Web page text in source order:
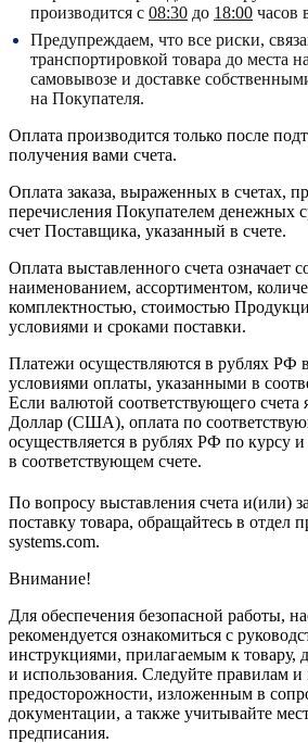
производится с 08:30 до 18:00 часов
Предупреждаем, что все риски,
транспортировкой товара до места
самовывозе и доставке
на Покупателя.
Оплата производится только после
получения вами счета.
Оплата заказа, выраженных в счетах,
перечисления Покупателем денежных
счет Поставщика, указанный в счете.
Оплата выставленного счета означает
наименованием, ассортиментом,
комплектностью, стоимостью
условиями и сроками поставки.
Платежи осуществляются в рублях РФ
условиями оплаты, указанными в
Если валютой соответствующего счета
Доллар (США), оплата по
осуществляется в рублях РФ по курсу
в соответствующем cчете.
По вопросу выставления счета и(или)
поставку товара, обращайтесь в отдел
systems.com.
Внимание!
Для обеспечения безопасной работы,
рекомендуется ознакомиться с
инструкциями, прилагаемым к товару,
и использования. Следуйте правилам и
предосторожности, изложенным в
документации, а также учитывайте
предписания.